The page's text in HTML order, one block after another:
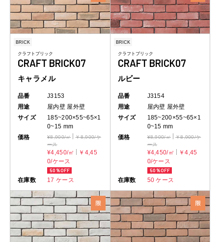
BRICK
クラフトブリック
CRAFT BRICK07
キャラメル
品番
J3153
用途
屋内壁 屋外壁
サイズ
185~200×55~65×1
0~15 mm
価格
¥8,900/㎡
￥8,900/ケ
ース
¥4,450/㎡
￥4,45
0/ケース
50％OFF
在庫数 17 ケース
BRICK
クラフトブリック
CRAFT BRICK07
ルビー
品番
J3154
用途
屋内壁 屋外壁
サイズ
185~200×55~65×1
0~15 mm
価格
¥8,900/㎡
￥8,900/ケ
ース
¥4,450/㎡
￥4,45
0/ケース
50％OFF
在庫数 50 ケース